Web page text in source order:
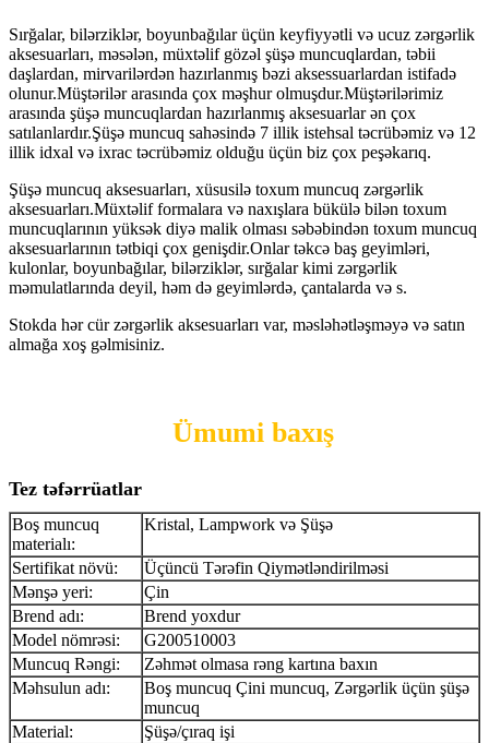
Sırğalar, bilərziklər, boyunbağılar üçün keyfiyyətli və ucuz zərgərlik
aksesuarları, məsələn, müxtəlif gözəl şüşə muncuqlardan, təbii
daşlardan, mirvarilərdən hazırlanmış bəzi aksessuarlardan istifadə
olunur.Müştərilər arasında çox məşhur olmuşdur.Müştərilərimiz
arasında şüşə muncuqlardan hazırlanmış aksesuarlar ən çox
satılanlardır.Şüşə muncuq sahəsində 7 illik istehsal təcrübəmiz və 12
illik idxal və ixrac təcrübəmiz olduğu üçün biz çox peşəkarıq.
Şüşə muncuq aksesuarları, xüsusilə toxum muncuq zərgərlik
aksesuarları.Müxtəlif formalara və naxışlara bükülə bilən toxum
muncuqlarının yüksək diyə malik olması səbəbindən toxum muncuq
aksesuarlarının tətbiqi çox genişdir.Onlar təkcə baş geyimləri,
kulonlar, boyunbağılar, bilərziklər, sırğalar kimi zərgərlik
məmulatlarında deyil, həm də geyimlərdə, çantalarda və s.
Stokda hər cür zərgərlik aksesuarları var, məsləhətləşməyə və satın
almağa xoş gəlmisiniz.
Ümumi baxış
Tez təfərrüatlar
Boş muncuq
materialı:
Kristal, Lampwork və Şüşə
Sertifikat növü:
Üçüncü Tərəfin Qiymətləndirilməsi
Mənşə yeri:
Çin
Brend adı:
Brend yoxdur
Model nömrəsi:
G200510003
Muncuq Rəngi:
Zəhmət olmasa rəng kartına baxın
Məhsulun adı:
Boş muncuq Çini muncuq, Zərgərlik üçün şüşə
muncuq
Material:
Şüşə/çıraq işi